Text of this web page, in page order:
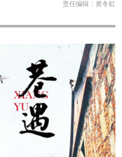
责任编辑： 黄冬虹